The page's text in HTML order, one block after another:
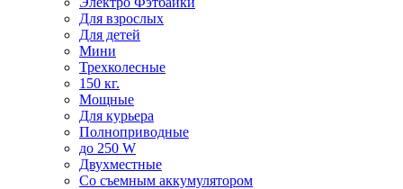
Для взрослых
Для детей
Мини
Трехколесные
150 кг.
Мощные
Для курьера
Полноприводные
до 250 W
Двухместные
Со съемным аккумулятором